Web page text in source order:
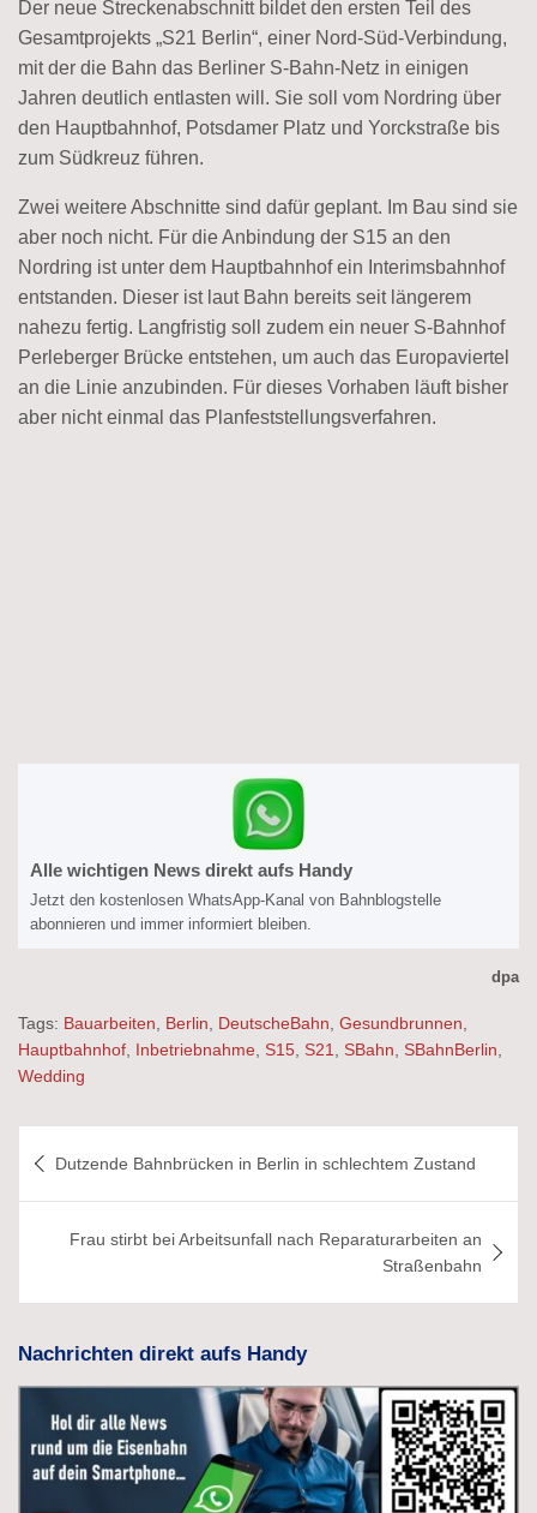
Der neue Streckenabschnitt bildet den ersten Teil des
Gesamtprojekts „S21 Berlin“, einer Nord-Süd-Verbindung,
mit der die Bahn das Berliner S-Bahn-Netz in einigen
Jahren deutlich entlasten will. Sie soll vom Nordring über
den Hauptbahnhof, Potsdamer Platz und Yorckstraße bis
zum Südkreuz führen.
Zwei weitere Abschnitte sind dafür geplant. Im Bau sind sie
aber noch nicht. Für die Anbindung der S15 an den
Nordring ist unter dem Hauptbahnhof ein Interimsbahnhof
entstanden. Dieser ist laut Bahn bereits seit längerem
nahezu fertig. Langfristig soll zudem ein neuer S-Bahnhof
Perleberger Brücke entstehen, um auch das Europaviertel
an die Linie anzubinden. Für dieses Vorhaben läuft bisher
aber nicht einmal das Planfeststellungsverfahren.
Alle wichtigen News direkt aufs Handy
Jetzt den kostenlosen WhatsApp-Kanal von Bahnblogstelle
abonnieren und immer informiert bleiben.
dpa
Tags: Bauarbeiten Berlin DeutscheBahn Gesundbrunnen
Hauptbahnhof Inbetriebnahme S15 S21 SBahn SBahnBerlin
Wedding
Dutzende Bahnbrücken in Berlin in schlechtem Zustand
Frau stirbt bei Arbeitsunfall nach Reparaturarbeiten an
Straßenbahn
Nachrichten direkt aufs Handy